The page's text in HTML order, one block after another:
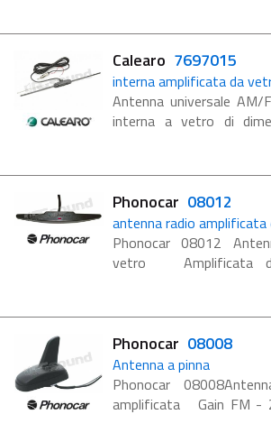
recenti del gruppo
130 MM. Base ...
Calearo 7697015
interna amplificata da
Antenna universale AM/
interna a vetro di
amplificazione sia per la
banda FM DATI
2,4 m / Z = 150 ...
Phonocar 08012
antenna radio
Phonocar 08012
vetro Amplificata
Collocazione interna
dB Dimensione 140 x
cavo 2,30 m DIN Conf. ...
Phonocar 08008
Antenna a pinna
Phonocar
amplificata Gain FM -
Lunghezza 450 cm